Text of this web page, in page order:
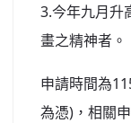
3.今年九月升
畫之精神者。
申請時間為
為憑)，相關